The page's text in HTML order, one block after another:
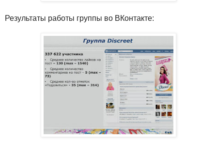
Результаты работы группы во ВКонтакте: